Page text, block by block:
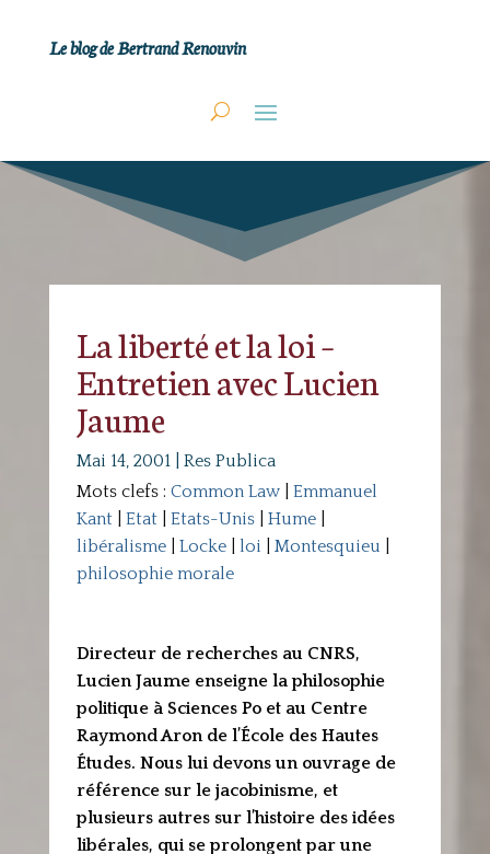
Le blog de Bertrand Renouvin
La liberté et la loi –
Entretien avec Lucien
Jaume
Mai 14, 2001| Res Publica
Mots clefs : Common Law| Emmanuel
Kant| Etat| Etats-Unis| Hume|
libéralisme| Locke| loi Montesquieu
philosophie morale
Directeur de recherches au CNRS,
Lucien Jaume enseigne la philosophie
politique à Sciences Po et au Centre
Raymond Aron de l’École des Hautes
Études. Nous lui devons un ouvrage de
référence sur le jacobinisme, et
plusieurs autres sur l’histoire des idées
libérales, qui se prolongent par une